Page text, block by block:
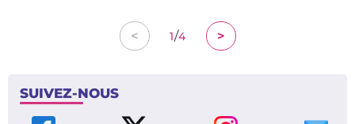
< 1/4 >
SUIVEZ-NOUS